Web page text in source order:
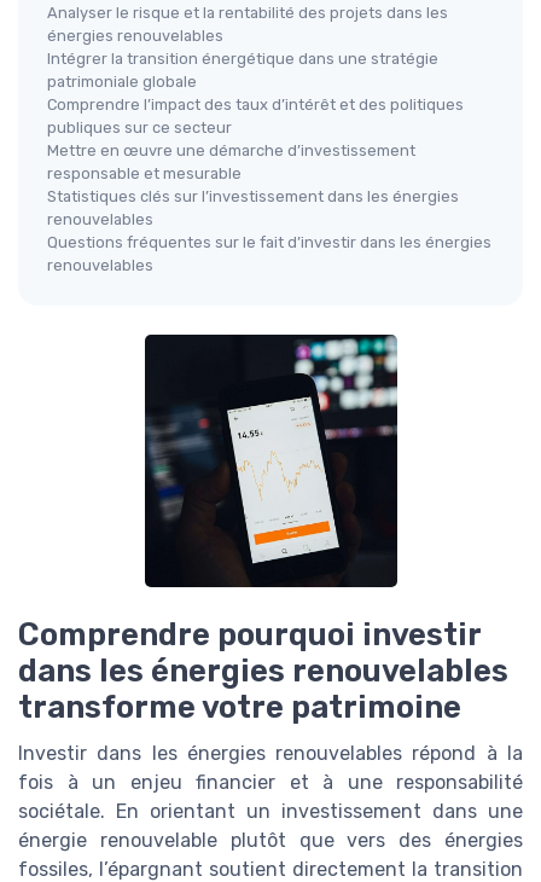
Analyser le risque et la rentabilité des projets dans les
énergies renouvelables
Intégrer la transition énergétique dans une stratégie
patrimoniale globale
Comprendre l’impact des taux d’intérêt et des politiques
publiques sur ce secteur
Mettre en œuvre une démarche d’investissement
responsable et mesurable
Statistiques clés sur l’investissement dans les énergies
renouvelables
Questions fréquentes sur le fait d’investir dans les énergies
renouvelables
Comprendre pourquoi investir
dans les énergies renouvelables
transforme votre patrimoine
Investir dans les énergies renouvelables répond à la
fois à un enjeu financier et à une responsabilité
sociétale. En orientant un investissement dans une
énergie renouvelable plutôt que vers des énergies
fossiles, l’épargnant soutient directement la transition